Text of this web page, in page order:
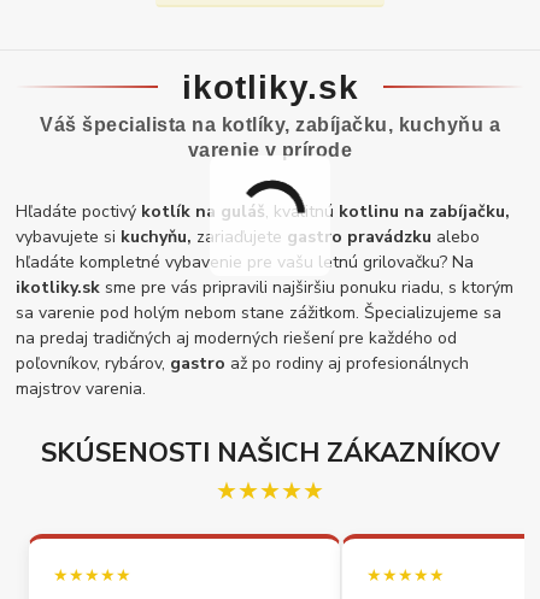
ikotliky.sk
Váš špecialista na kotlíky, zabíjačku, kuchyňu a
varenie v prírode
Hľadáte poctivý kotlík na guláš, kvalitnú kotlinu na zabíjačku,
vybavujete si kuchyňu, zariaďujete gastro pravádzku alebo
hľadáte kompletné vybavenie pre vašu letnú grilovačku? Na
ikotliky.sk sme pre vás pripravili najširšiu ponuku riadu, s ktorým
sa varenie pod holým nebom stane zážitkom. Špecializujeme sa
na predaj tradičných aj moderných riešení pre každého od
poľovníkov, rybárov, gastro až po rodiny aj profesionálnych
majstrov varenia.
SKÚSENOSTI NAŠICH ZÁKAZNÍKOV
★★★★★
★★★★★ ★★★★★